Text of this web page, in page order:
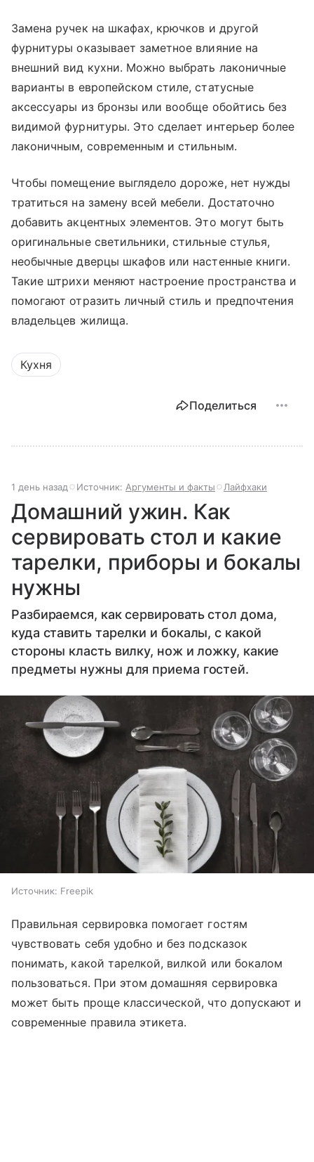
Замена ручек на шкафах, крючков и другой
фурнитуры оказывает заметное влияние на
внешний вид кухни. Можно выбрать лаконичные
варианты в европейском стиле, статусные
аксессуары из бронзы или вообще обойтись без
видимой фурнитуры. Это сделает интерьер более
лаконичным, современным и стильным.
Чтобы помещение выглядело дороже, нет нужды
тратиться на замену всей мебели. Достаточно
добавить акцентных элементов. Это могут быть
оригинальные светильники, стильные стулья,
необычные дверцы шкафов или настенные книги.
Такие штрихи меняют настроение пространства и
помогают отразить личный стиль и предпочтения
владельцев жилища.
Кухня
Поделиться
1 день назад Источник: Аргументы и факты Лайфхаки
Домашний ужин. Как
сервировать стол и какие
тарелки, приборы и бокалы
нужны
Разбираемся, как сервировать стол дома,
куда ставить тарелки и бокалы, с какой
стороны класть вилку, нож и ложку, какие
предметы нужны для приема гостей.
Источник: Freepik
Правильная сервировка помогает гостям
чувствовать себя удобно и без подсказок
понимать, какой тарелкой, вилкой или бокалом
пользоваться. При этом домашняя сервировка
может быть проще классической, что допускают и
современные правила этикета.